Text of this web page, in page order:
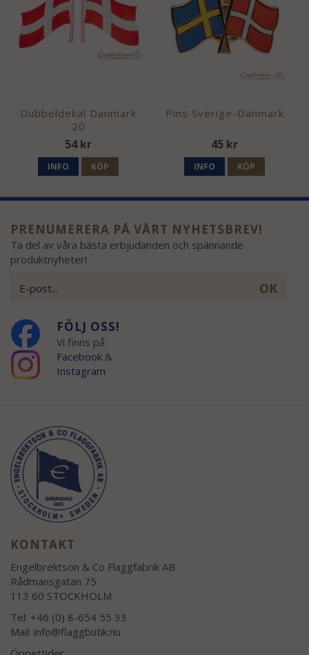
Dubbeldekal Danmark
20
54 kr
INFO KÖP
Pins Sverige-Danmark
45 kr
INFO KÖP
PRENUMERERA PÅ VÅRT NYHETSBREV!
Ta del av våra bästa erbjudanden och spännande
produktnyheter!
OK
FÖLJ OSS!
Vi finns på
Facebook&
Instagram
KONTAKT
Engelbrektson & Co Flaggfabrik AB
Rådmansgatan 75
113 60 STOCKHOLM
Tel: +46 (0) 8-654 55 33
Mail: info@flaggbutik.nu